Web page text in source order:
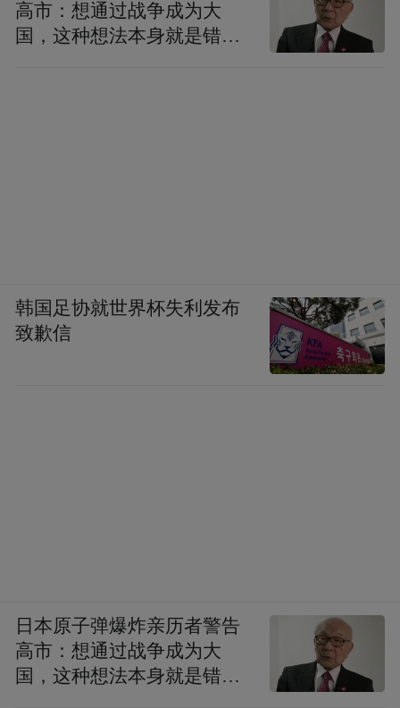
高市：想通过战争成为大
国，这种想法本身就是错误
韩国足协就世界杯失利发布
致歉信
日本原子弹爆炸亲历者警告
高市：想通过战争成为大
国，这种想法本身就是错误